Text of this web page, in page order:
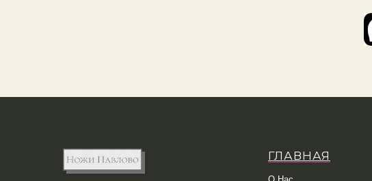
ГЛАВНАЯ
О Нас